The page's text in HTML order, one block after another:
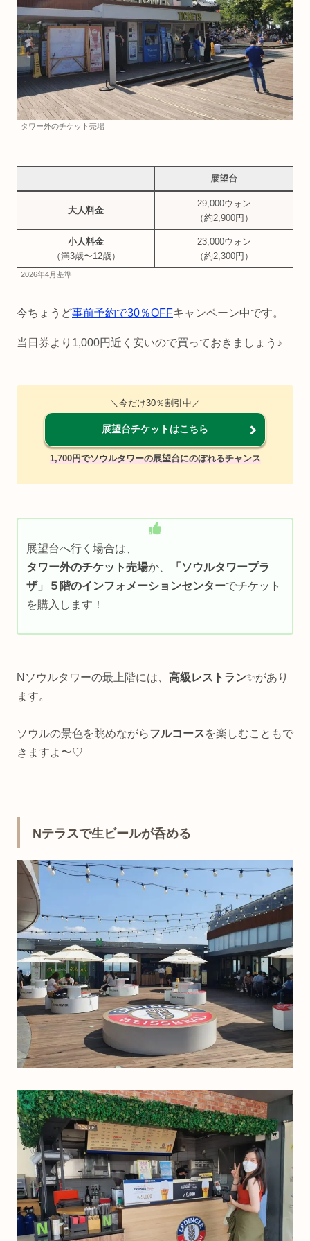
タワー外のチケット売場
展望台
大人料金
29,000ウォン
（約2,900円）
小人料金
（満3歳〜12歳）
23,000ウォン
（約2,300円）
2026年4月基準
今ちょうど事前予約で30％OFFキャンペーン中です。
当日券より1,000円近く安いので買っておきましょう♪
＼今だけ30％割引中／
展望台チケットはこちら
1,700円でソウルタワーの展望台にのぼれるチャンス
展望台へ行く場合は、
タワー外のチケット売場か、
「ソウルタワープラ
ザ」５階のインフォメーションセンターでチケット
を購入します！
Nソウルタワーの最上階には、 高級レストラン✨があり
ます。
ソウルの景色を眺めながらフルコースを楽しむこともで
きますよ〜♡
Nテラスで生ビールが呑める